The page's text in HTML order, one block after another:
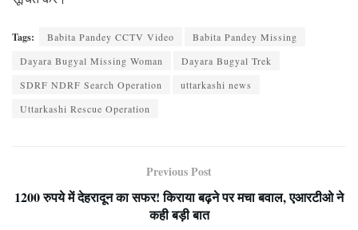
Tags: Babita Pandey CCTV Video
Babita Pandey Missing
Dayara Bugyal Missing Woman
Dayara Bugyal Trek
SDRF NDRF Search Operation
uttarkashi news
Uttarkashi Rescue Operation
Previous Post
1200 रुपये में देहरादून का सफर! किराया बढ़ने पर मचा बवाल, एआरटीओ ने
कही बड़ी बात